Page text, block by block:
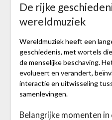
De rijke
wereldmuziek
Wereldmuziek heeft een
geschiedenis, met wortels
de menselijke beschaving.
evolueert en verandert,
interactie en uitwisseling
samenlevingen.
Belangrijke momenten